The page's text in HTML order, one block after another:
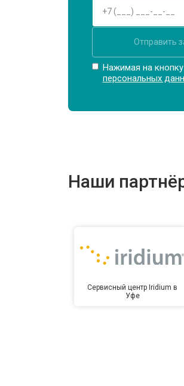
Отправить
Нажимая на
персональных
Наши
Сервисный центр Iridium в
Уфе